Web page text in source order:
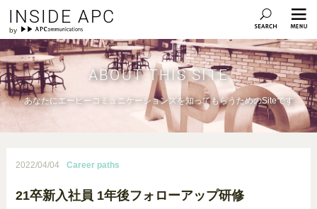
INSIDE APC
ABOUT THIS SITE
あなたにエーピーコミュニケーションズを知ってもらうためのSiteです
2022/04/04 Career paths
21卒新入社員 1年後フォローアップ研修